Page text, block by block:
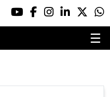
☰